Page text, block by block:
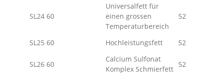
SL24 60
Universalfett für
einen grossen
Temperaturbereich
52
SL25 60 Hochleistungsfett 52
SL26 60
Calcium Sulfonat
Komplex Schmierfett
52